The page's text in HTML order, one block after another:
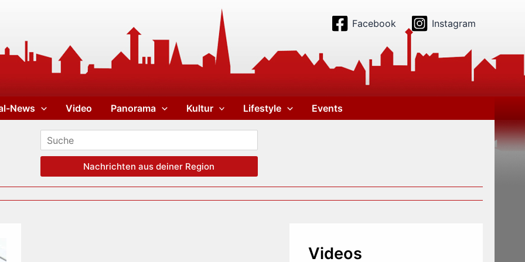
Facebook Instagram
News Video Panorama Kultur Lifestyle Events
Nachrichten aus deiner Region
Videos